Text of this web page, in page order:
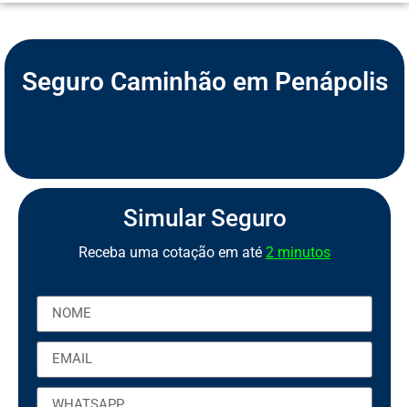
Seguro Caminhão em Penápolis
Simular Seguro
Receba uma cotação em até 2 minutos